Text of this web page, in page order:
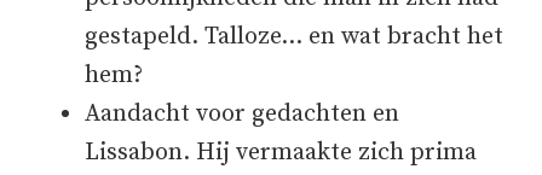
gestapeld. Talloze… en wat bracht het
hem?
Aandacht voor gedachten en
Lissabon. Hij vermaakte zich prima